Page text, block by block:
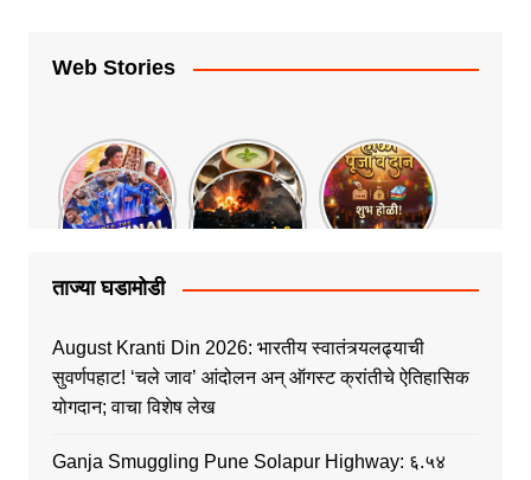
Web Stories
ताज्या घडामोडी
August Kranti Din 2026: भारतीय स्वातंत्र्यलढ्याची
सुवर्णपहाट! ‘चले जाव’ आंदोलन अन् ऑगस्ट क्रांतीचे ऐतिहासिक
योगदान; वाचा विशेष लेख
Ganja Smuggling Pune Solapur Highway: ६.५४